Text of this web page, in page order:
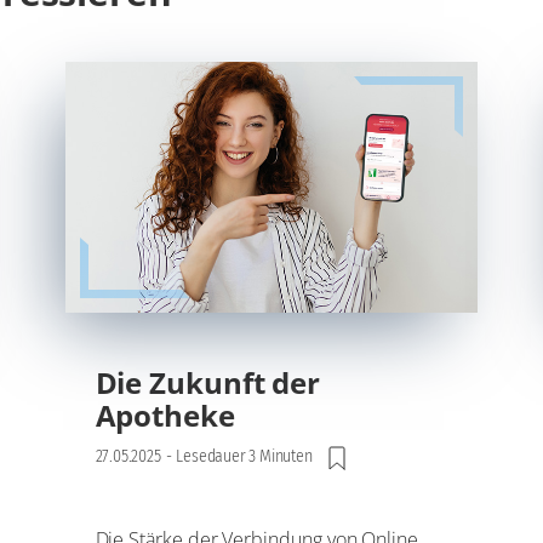
Die Zukunft der
Apotheke
27.05.2025 - Lesedauer 3 Minuten